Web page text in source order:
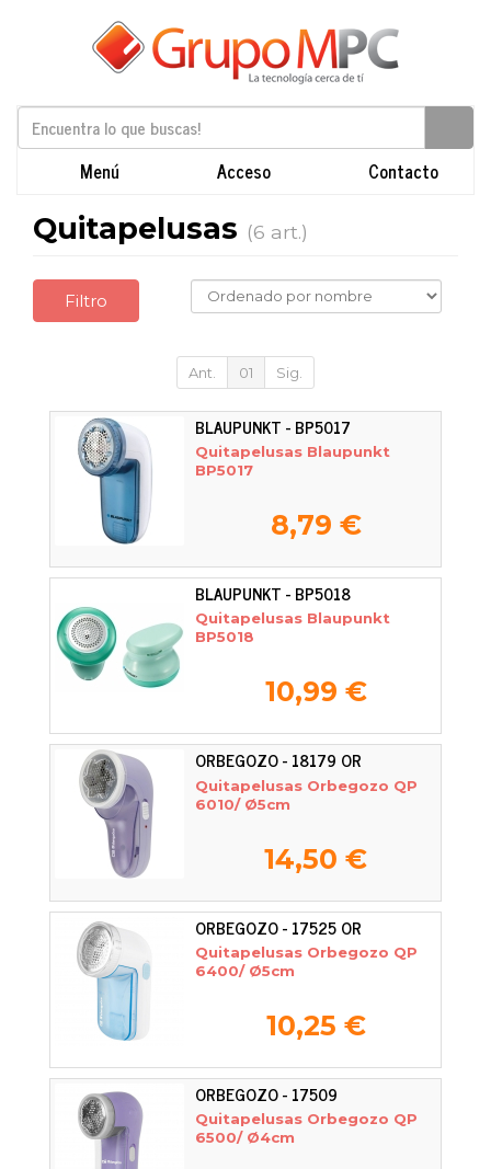
Menú Acceso Contacto
Quitapelusas (6 art.)
Filtro
Ant. 01 Sig.
BLAUPUNKT - BP5017
Quitapelusas Blaupunkt
BP5017
8,79 €
BLAUPUNKT - BP5018
Quitapelusas Blaupunkt
BP5018
10,99 €
ORBEGOZO - 18179 OR
Quitapelusas Orbegozo QP
6010/ Ø5cm
14,50 €
ORBEGOZO - 17525 OR
Quitapelusas Orbegozo QP
6400/ Ø5cm
10,25 €
ORBEGOZO - 17509
Quitapelusas Orbegozo QP
6500/ Ø4cm